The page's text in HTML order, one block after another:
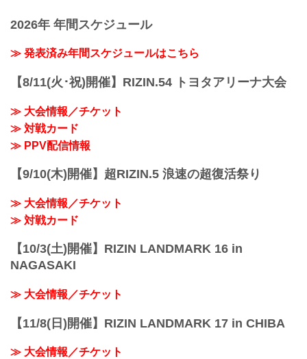
に進んでいます。
トシ・ソウザ 試合前インタビュー
——現在の心境はいかがですか？
——対戦相手の印象はどうですか？
のお知らせ
席→A席に変更となりました。
車いすで観戦されるS席をご購入済みのお
客様には当日差額をご返金致します。恐
れ入りますが入場時にお近くの係員にお
【4/23更新】開催日延期に関して
5月23日（日）東京ドームにて開催を予定
2026年 年間スケジュール
≫ 発表済み年間スケジュールはこちら
【8/11(火･祝)開催】RIZIN.54 トヨタアリーナ大会
≫ 大会情報／チケット
≫ 対戦カード
≫ PPV配信情報
【9/10(木)開催】超RIZIN.5 浪速の超復活祭り
≫ 大会情報／チケット
≫ 対戦カード
【10/3(土)開催】RIZIN LANDMARK 16 in
NAGASAKI
≫ 大会情報／チケット
【11/8(日)開催】RIZIN LANDMARK 17 in CHIBA
≫ 大会情報／チケット